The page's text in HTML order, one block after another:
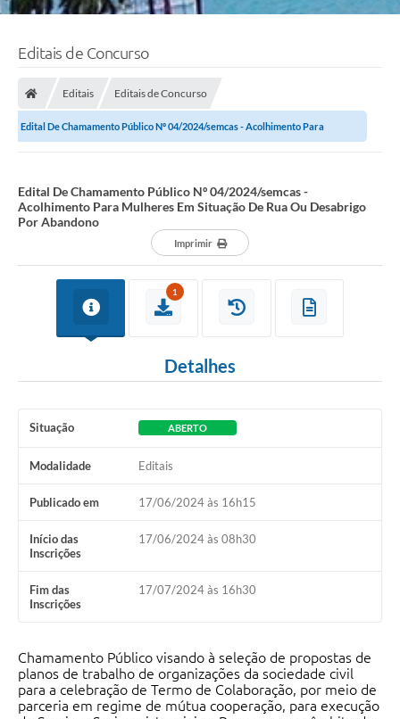
Editais de Concurso
Editais Editais de Concurso
Edital De Chamamento Público Nº 04/2024/semcas - Acolhimento Para
Edital De Chamamento Público Nº 04/2024/semcas -
Acolhimento Para Mulheres Em Situação De Rua Ou Desabrigo
Por Abandono
Imprimir
1
Detalhes
Situação ABERTO
Modalidade Editais
Publicado em 17/06/2024 às 16h15
Início das
Inscrições
17/06/2024 às 08h30
Fim das
Inscrições
17/07/2024 às 16h30
Chamamento Público visando à seleção de propostas de
planos de trabalho de organizações da sociedade civil
para a celebração de Termo de Colaboração, por meio de
parceria em regime de mútua cooperação, para execução